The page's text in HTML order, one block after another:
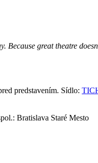
great theatre
predstavením. Sídlo:
Bratislava Staré Mesto